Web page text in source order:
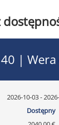
|
2026-10-03 -
Dostępny